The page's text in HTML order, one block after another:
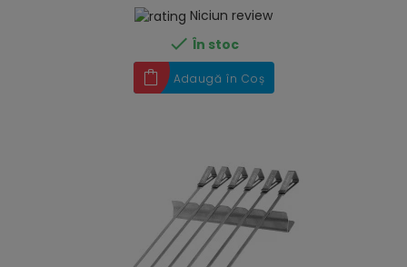
Niciun review
 În stoc
Adaugă în Coș